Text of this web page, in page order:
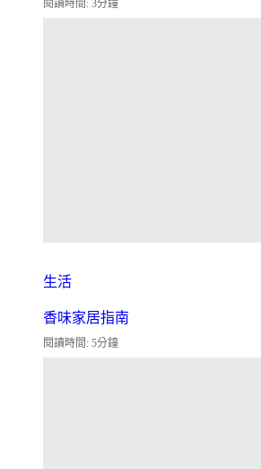
閱讀時間: 3分鐘
生活
香味家居指南
閱讀時間: 5分鐘